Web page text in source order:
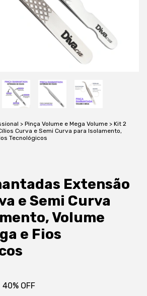
> Pinça Volume e Mega Volume > Kit 2
Curva e Semi Curva para Isolamento,
Tecnológicos
Extensão
e Semi Curva
Volume
e Fios
40% OFF